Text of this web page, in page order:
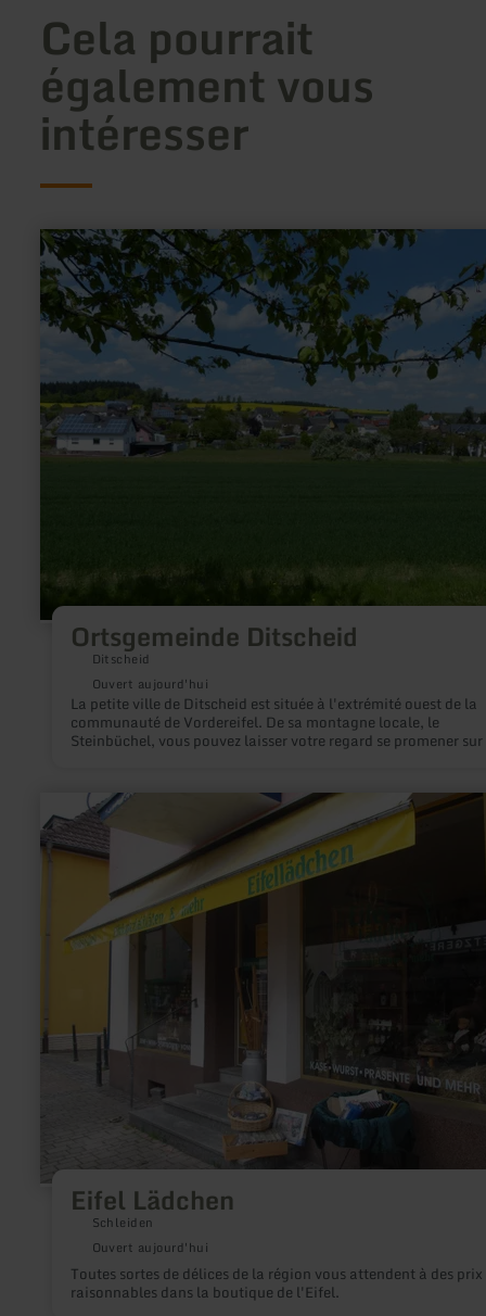
Cela pourrait
également vous
intéresser
Ortsgemeinde Ditscheid
Ditscheid
Ouvert aujourd'hui
La petite ville de Ditscheid est située à l'extrémité ouest de la
communauté de Vordereifel. De sa montagne locale, le
Steinbüchel, vous pouvez laisser votre regard se promener sur
tout comme le «banc XXL» non loin du terrain de sport.
en
savoir
plus
sur
:
Ortsgemeinde
Ditscheid
Eifel Lädchen
Schleiden
Ouvert aujourd'hui
Toutes sortes de délices de la région vous attendent à des prix
raisonnables dans la boutique de l'Eifel.
savoir
plus
sur